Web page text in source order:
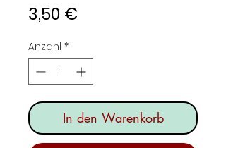
3,50 €
Anzahl *
In den Warenkorb